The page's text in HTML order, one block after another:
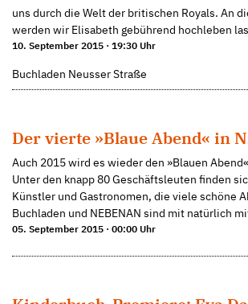
uns durch die Welt der britischen Royals. An
werden wir Elisabeth gebührend hochleben
10. September 2015 · 19:30 Uhr
Buchladen Neusser Straße
Der vierte »Blaue Abend« in
Auch 2015 wird es wieder den »Blauen
Unter den knapp 80 Geschäftsleuten finden
Künstler und Gastronomen, die viele schöne
Buchladen und NEBENAN sind mit natürlich
05. September 2015 · 00:00 Uhr